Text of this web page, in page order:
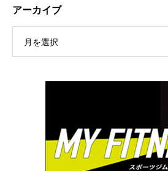
アーカイブ
月を選択